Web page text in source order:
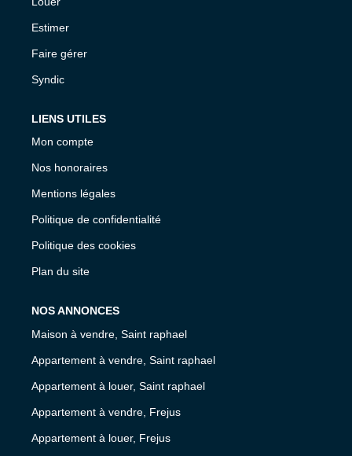
Estimer
Faire gérer
Syndic
LIENS UTILES
Mon compte
Nos honoraires
Mentions légales
Politique de confidentialité
Politique des cookies
Plan du site
NOS ANNONCES
Maison à vendre, Saint raphael
Appartement à vendre, Saint raphael
Appartement à louer, Saint raphael
Appartement à vendre, Frejus
Appartement à louer, Frejus